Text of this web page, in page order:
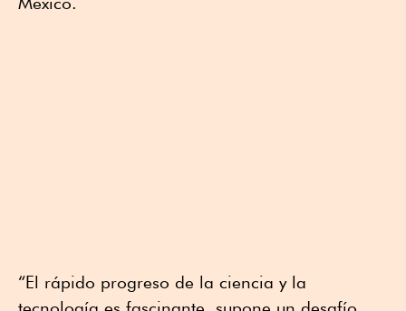
“El rápido progreso de la ciencia y la